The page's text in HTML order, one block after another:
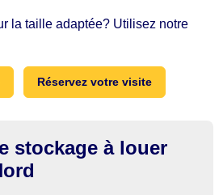
la taille adaptée? Utilisez notre
Réservez votre visite
stockage à louer